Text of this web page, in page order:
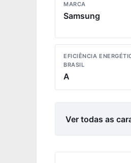
MARCA
Samsung
EFICIÊNCIA
BRASIL
A
Ver todas as